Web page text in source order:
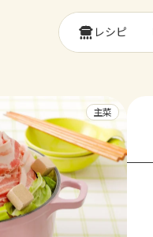
レシピ
主菜